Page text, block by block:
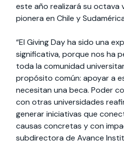
este año realizará su octava
pionera en Chile y
“El Giving Day ha sido una
significativa, porque nos ha
toda la comunidad
propósito común: apoyar a
necesitan una beca. Poder
con otras universidades
generar iniciativas que
causas concretas y con
subdirectora de Avance